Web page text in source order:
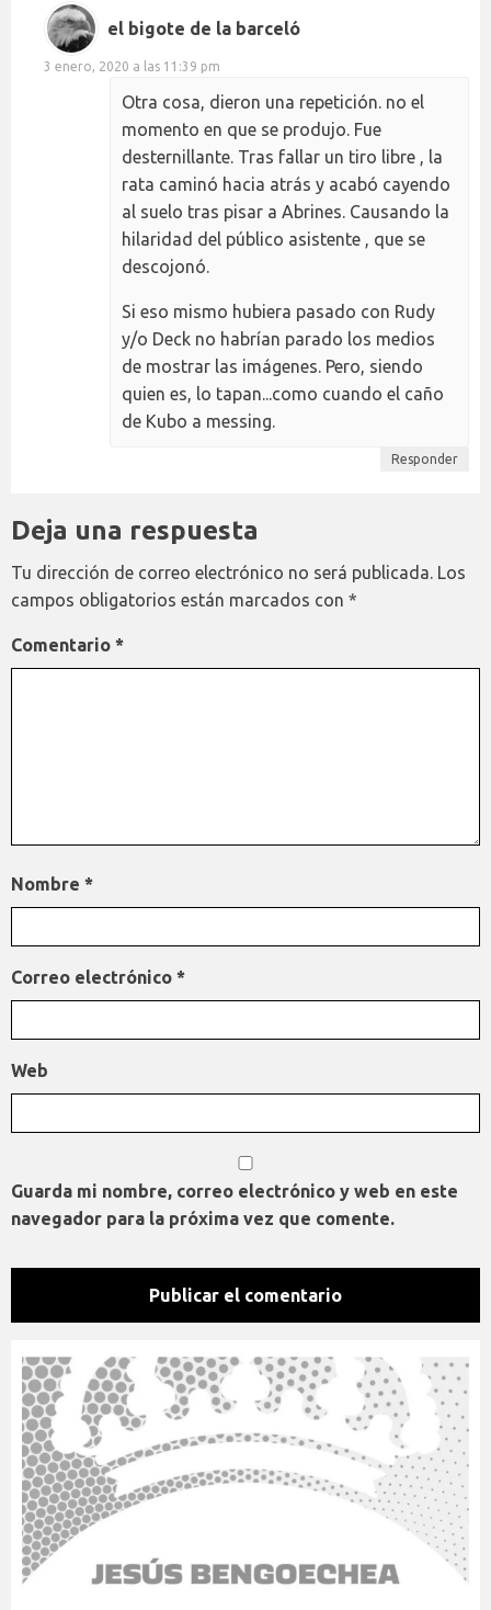
el bigote de la barceló
3 enero, 2020 a las 11:39 pm
Otra cosa, dieron una repetición. no el
momento en que se produjo. Fue
desternillante. Tras fallar un tiro libre , la
rata caminó hacia atrás y acabó cayendo
al suelo tras pisar a Abrines. Causando la
hilaridad del público asistente , que se
descojonó.
Si eso mismo hubiera pasado con Rudy
y/o Deck no habrían parado los medios
de mostrar las imágenes. Pero, siendo
quien es, lo tapan...como cuando el caño
de Kubo a messing.
Responder
Deja una respuesta
Tu dirección de correo electrónico no será publicada. Los
campos obligatorios están marcados con *
Comentario *
Nombre *
Correo electrónico *
Web
Guarda mi nombre, correo electrónico y web en este
navegador para la próxima vez que comente.